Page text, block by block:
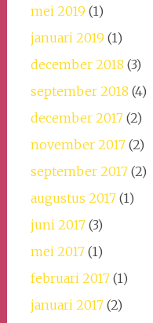
mei 2019 (1)
januari 2019 (1)
december 2018 (3)
september 2018 (4)
december 2017(2)
november 2017(2)
september 2017(2)
augustus 2017(1)
juni 2017(3)
mei 2017(1)
februari 2017(1)
januari 2017(2)